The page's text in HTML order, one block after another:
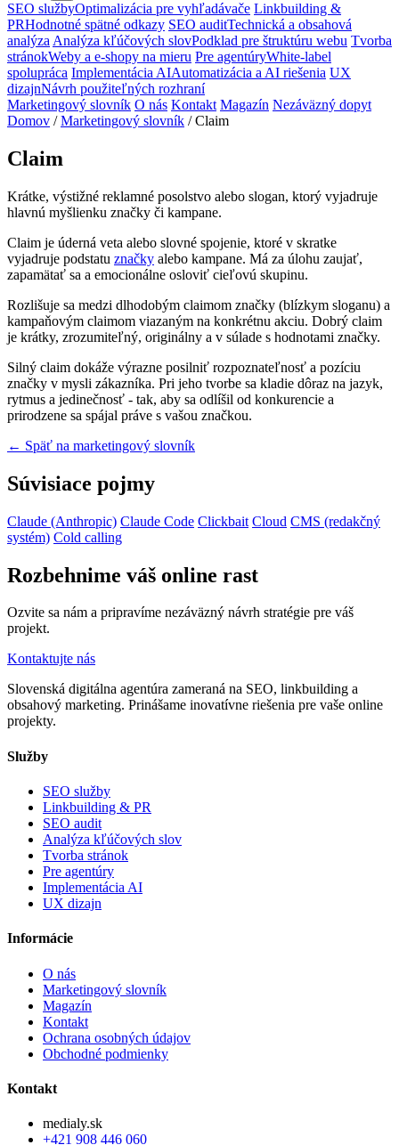
SEO službyOptimalizácia pre vyhľadávače Linkbuilding &
PRHodnotné spätné odkazy SEO auditTechnická a obsahová
analýza Analýza kľúčových slovPodklad pre štruktúru webu Tvorba
stránokWeby a e-shopy na mieru Pre agentúryWhite-label
spolupráca Implementácia AIAutomatizácia a AI riešenia UX
dizajnNávrh použiteľných rozhraní
Marketingový slovník O nás Kontakt Magazín Nezáväzný dopyt
Domov / Marketingový slovník /Claim
Claim
Krátke, výstižné reklamné posolstvo alebo slogan, ktorý vyjadruje
hlavnú myšlienku značky či kampane.
Claim je úderná veta alebo slovné spojenie, ktoré v skratke
vyjadruje podstatu značky alebo kampane. Má za úlohu zaujať,
zapamätať sa a emocionálne osloviť cieľovú skupinu.
Rozlišuje sa medzi dlhodobým claimom značky (blízkym sloganu) a
kampaňovým claimom viazaným na konkrétnu akciu. Dobrý claim
je krátky, zrozumiteľný, originálny a v súlade s hodnotami značky.
Silný claim dokáže výrazne posilniť rozpoznateľnosť a pozíciu
značky v mysli zákazníka. Pri jeho tvorbe sa kladie dôraz na jazyk,
rytmus a jedinečnosť - tak, aby sa odlíšil od konkurencie a
prirodzene sa spájal práve s vašou značkou.
← Späť na marketingový slovník
Súvisiace pojmy
Claude (Anthropic) Claude Code Clickbait Cloud CMS (redakčný
systém) Cold calling
Rozbehnime váš online rast
Ozvite sa nám a pripravíme nezáväzný návrh stratégie pre váš
projekt.
Kontaktujte nás
Slovenská digitálna agentúra zameraná na SEO, linkbuilding a
obsahový marketing. Prinášame inovatívne riešenia pre vaše online
projekty.
Služby
SEO služby
Linkbuilding & PR
SEO audit
Analýza kľúčových slov
Tvorba stránok
Pre agentúry
Implementácia AI
UX dizajn
Informácie
O nás
Marketingový slovník
Magazín
Kontakt
Ochrana osobných údajov
Obchodné podmienky
Kontakt
medialy.sk
+421 908 446 060